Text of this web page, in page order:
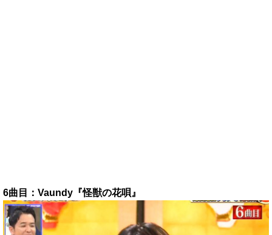
6曲目：Vaundy『怪獣の花唄』